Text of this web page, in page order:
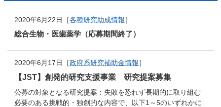
2020年6月22日［各種研究助成情報］
総合生物・医歯薬学（応募期間終了）
2020年6月17日［政府系研究補助金情報］
【JST】創発的研究支援事業 研究提案募集
公募の対象となる研究提案：失敗を恐れず長期的に取り組む
必要のある挑戦的・独創的な内容で、以下1～5のいずれかに